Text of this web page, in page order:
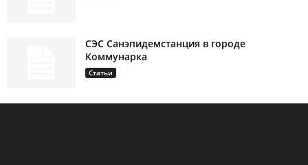
СЭС Санэпидемстанция в городе
Коммунарка
Статьи